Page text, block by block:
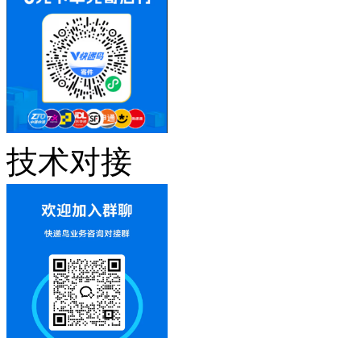
技术对接